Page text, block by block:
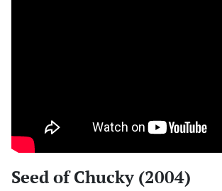
Seed of Chucky (2004)